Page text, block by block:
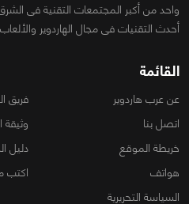
واحد من أكبر المجتمعات التقنية فى
أحدث التقنيات فى مجال الهاردوير
القائمة
عن عرب هاردوير
فريق
اتصل بنا
خريطة الموقع
دليل
هواتف
اكتب
السياسة التحريرية